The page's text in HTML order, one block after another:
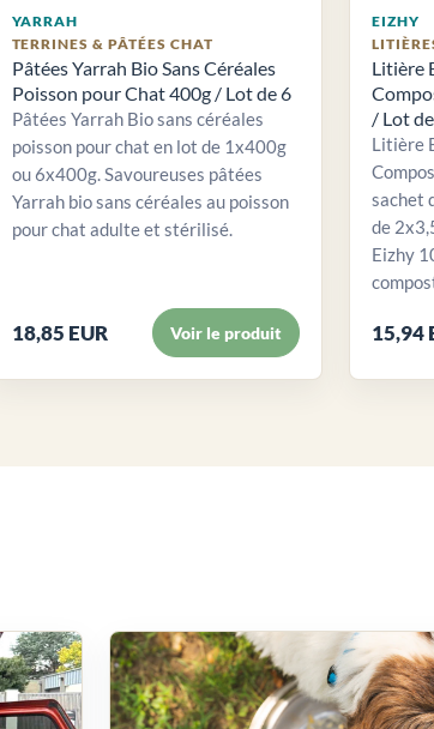
YARRAH
TERRINES & PÂTÉES CHAT
Pâtées Yarrah Bio Sans Céréales
Poisson pour Chat 400g / Lot de 6
Pâtées Yarrah Bio sans céréales
poisson pour chat en lot de 1x400g
ou 6x400g. Savoureuses pâtées
Yarrah bio sans céréales au poisson
pour chat adulte et stérilisé.
18,85 EUR Voir le produit
EIZHY
Litière
/ Lot
Litière
sachet
de
Eizhy
15,94